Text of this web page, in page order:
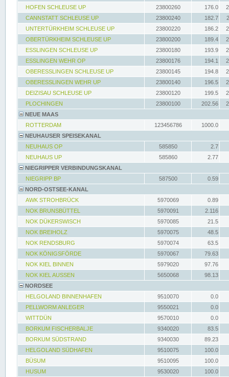
HOFEN SCHLEUSE UP
23800260 176.0
CANNSTATT SCHLEUSE UP
23800240 182.7
UNTERTÜRKHEIM SCHLEUSE UP
23800220 186.2
OBERTÜRKHEIM SCHLEUSE UP
23800200 189.4
ESSLINGEN SCHLEUSE UP
23800180 193.9
ESSLINGEN WEHR OP
23800176 194.1
OBERESSLINGEN SCHLEUSE UP
23800145 194.8
OBERESSLINGEN WEHR UP
23800140 196.5
DEIZISAU SCHLEUSE UP
23800120 199.5
PLOCHINGEN
23800100 202.56
NEUE MAAS
ROTTERDAM
123456786
1000.0
NEUHAUSER SPEISEKANAL
NEUHAUS OP
585850
2.7
NEUHAUS UP
585860
2.77
NIEGRIPPER VERBINDUNGSKANAL
NIEGRIPP BP
587500
0.59
NORD-OSTSEE-KANAL
AWK STROHBRÜCK
5970069
0.89
NOK BRUNSBÜTTEL
5970091
2.116
NOK DÜKERSWISCH
5970085
21.5
NOK BREIHOLZ
5970075
48.5
NOK RENDSBURG
5970074
63.5
NOK KÖNIGSFÖRDE
5970067
79.63
NOK KIEL BINNEN
5979020
97.76
NOK KIEL AUSSEN
5650068
98.13
NORDSEE
HELGOLAND BINNENHAFEN
9510070
0.0
PELLWORM ANLEGER
9550021
0.0
WITTDÜN
9570010
0.0
BORKUM FISCHERBALJE
9340020
83.5
BORKUM SÜDSTRAND
9340030
89.23
HELGOLAND SÜDHAFEN
9510075
100.0
BÜSUM
9510095
100.0
HUSUM
9530020 100.0